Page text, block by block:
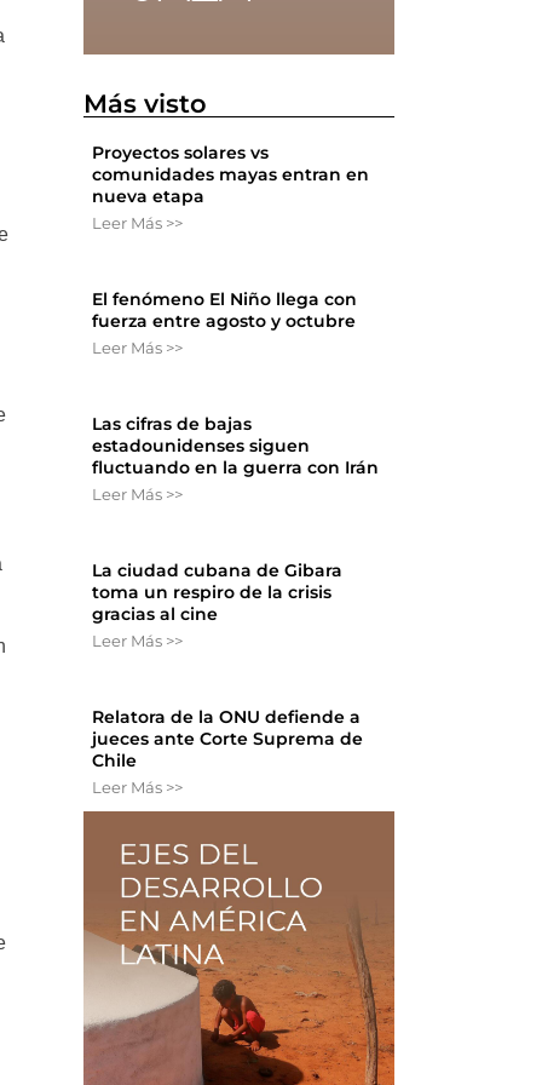
Más visto
Proyectos solares vs
comunidades mayas entran en
nueva etapa
Leer Más >>
El fenómeno El Niño llega con
fuerza entre agosto y octubre
Leer Más >>
Las cifras de bajas
estadounidenses siguen
fluctuando en la guerra con Irán
Leer Más >>
La ciudad cubana de Gibara
toma un respiro de la crisis
gracias al cine
Leer Más >>
Relatora de la ONU defiende a
jueces ante Corte Suprema de
Chile
Leer Más >>